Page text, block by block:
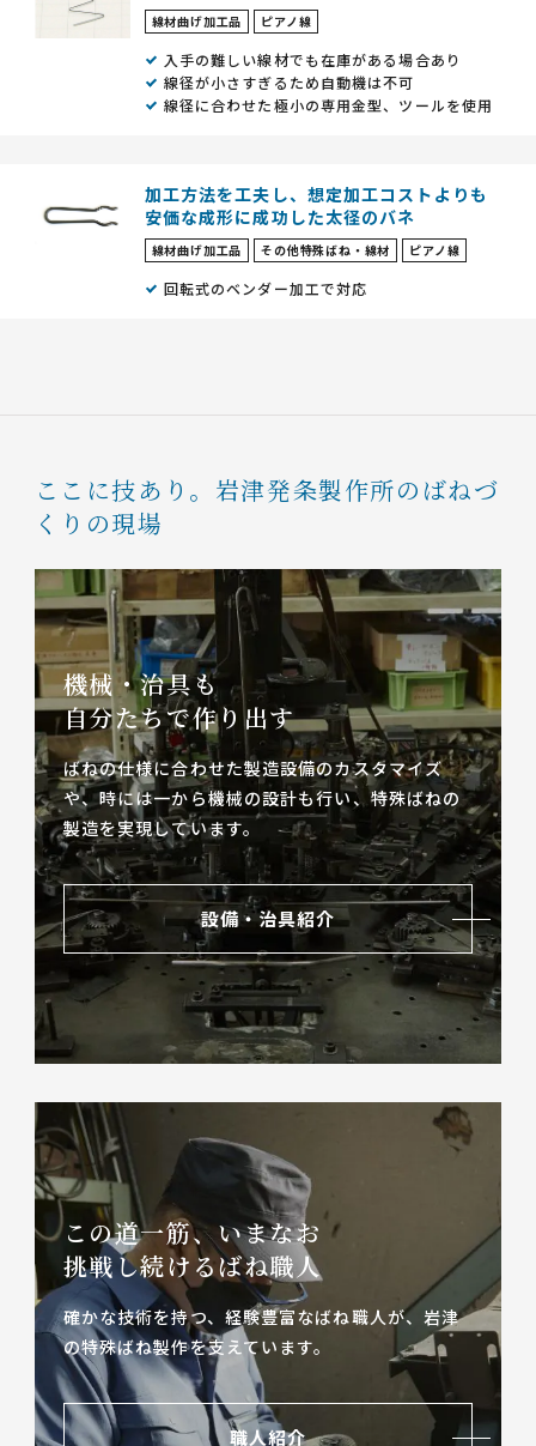
線材曲げ加工品 ピアノ線
入手の難しい線材でも在庫がある場合あり
線径が小さすぎるため自動機は不可
線径に合わせた極小の専用金型、ツールを使用
加工方法を工夫し、想定加工コストよりも
安価な成形に成功した太径のバネ
線材曲げ加工品 その他特殊ばね・線材 ピアノ線
回転式のベンダー加工で対応
ここに技あり。 岩津発条製作所のばねづ
くりの現場
機械・治具も
自分たちで作り出す
ばねの仕様に合わせた製造設備のカスタマイズ
や、時には一から機械の設計も行い、特殊ばねの
製造を実現しています。
設備・治具紹介
この道一筋、いまなお
挑戦し続けるばね職人
確かな技術を持つ、経験豊富なばね職人が、岩津
の特殊ばね製作を支えています。
職人紹介